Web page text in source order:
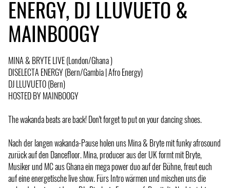
ENERGY, DJ LLUVUETO &
MAINBOOGY
MINA & BRYTE LIVE (London/Ghana )
DISELECTA ENERGY (Bern/Gambia | Afro Energy)
DJ LLUVUETO (Bern)
HOSTED BY MAINBOOGY
The wakanda beats are back! Don't forget to put on your dancing shoes.
Nach der langen wakanda-Pause holen uns Mina & Bryte mit funky afrosound
zurück auf den Dancefloor. Mina, producer aus der UK formt mit Bryte,
Musiker und MC aus Ghana ein mega power duo auf der Bühne, freut euch
auf eine energetische live show. Fürs Intro wärmen und mischen uns die